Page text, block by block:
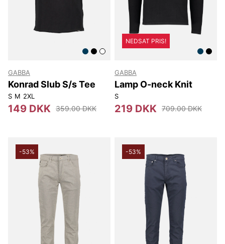
GABBA
Konrad Slub S/s Tee
S M 2XL
149 DKK 359.00 DKK
NEDSAT PRIS!
GABBA
Lamp O-neck Knit
S
219 DKK 709.00 DKK
-53% -53%